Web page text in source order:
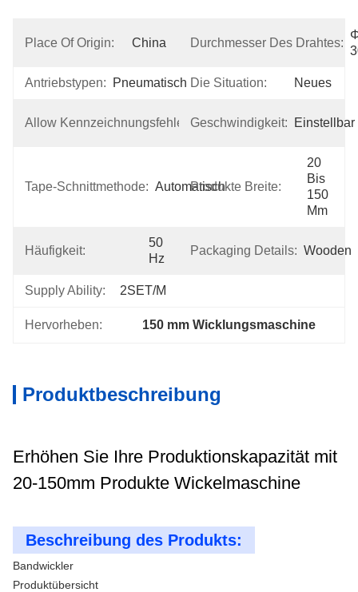
Place Of Origin: China Durchmesser Des Drahtes:
Antriebstypen: Pneumatisch Die Situation: Neues
Allow Kennzeichnungsfehler:
±0,2
Mm
Geschwindigkeit: Einstellbar
Tape-Schnittmethode: AutomatischProdukte Breite:
20
Bis
150
Mm
Häufigkeit:
50
Hz
Packaging Details: Wooden
Supply Ability: 2SET/M
Hervorheben: 150 mm Wicklungsmaschine
Produktbeschreibung
Erhöhen Sie Ihre Produktionskapazität mit
20-150mm Produkte Wickelmaschine
Beschreibung des Produkts:
Bandwickler
Produktübersicht